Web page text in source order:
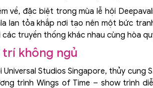
về, đặc biệt trong mùa lễ hội
lan tỏa khắp nơi tạo nên một bức
truyền thống khác nhau cùng hòa
trí không ngủ
Studios Singapore, thủy cung
trình Wings of Time – show trình